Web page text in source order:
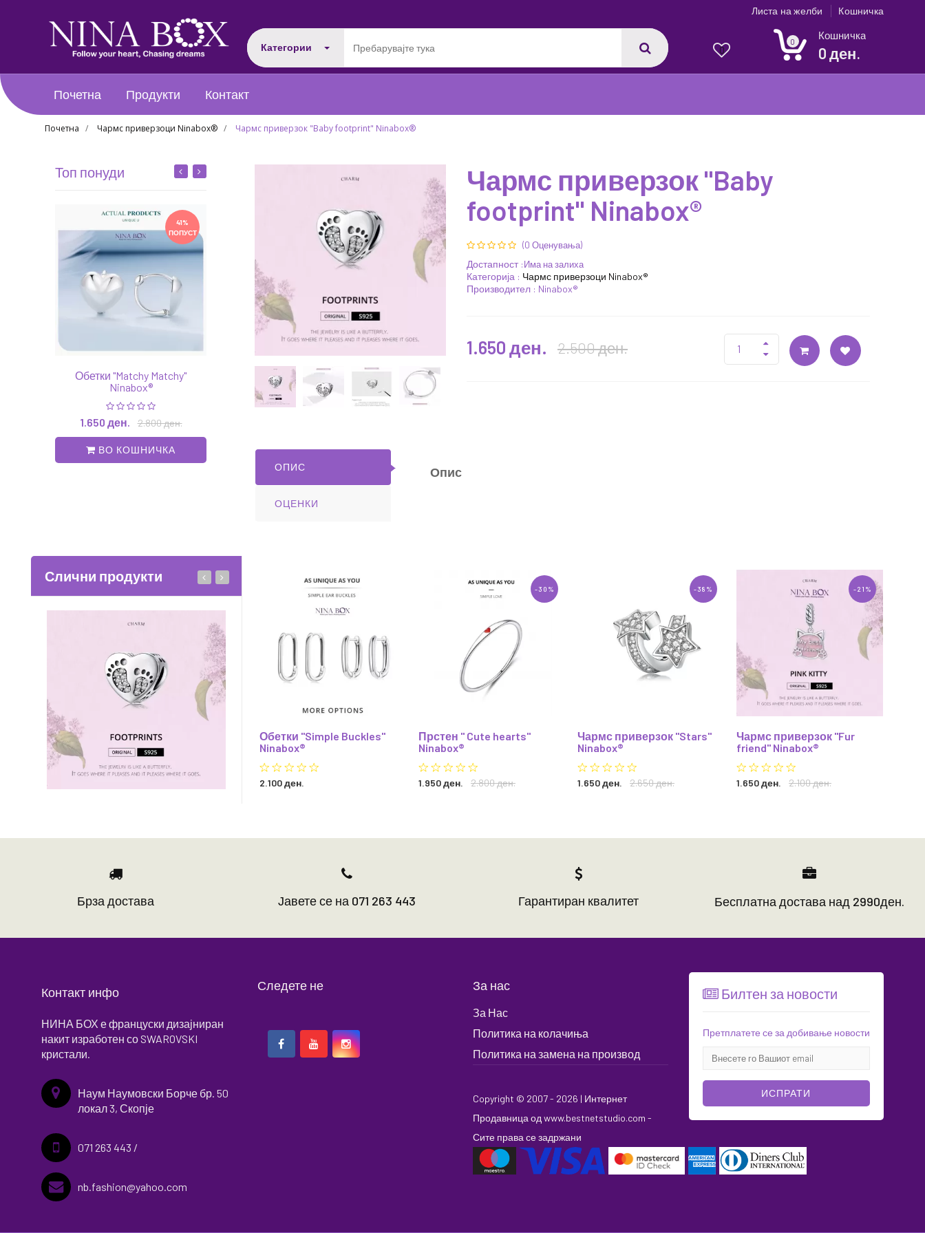
Листа на желби Кошничка
Категории 0
0
Кошничка
0 ден.
Почетна Продукти Контакт
Почетна Чармс приверзоци Ninabox® Чармс приверзок "Baby footprint" Ninabox®
Топ понуди
41%
ПОПУСТ
Обетки "Matchy Matchy"
Ninabox®
1.650 ден. 2.800 ден.
ВО КОШНИЧКА
22%
ПОПУСТ
Чармс приверзок "Egyptian
lucky and guardian" Ninabox®
ВО КОШНИЧКА
31%
Чармс приверзоци "Flamingo
Love" Ninabox®
Чармс приверзок "Baby
footprint" Ninabox®
(0 Оценувања)
Достапност :Има на залиха
Категорија : Чармс приверзоци Ninabox®
Производител : Ninabox®
1.650 ден. 2.500 ден.
ОПИС
ОЦЕНКИ
Опис
Слични продукти
Обетки "Simple Buckles"
Ninabox®
2.100 ден.
-30%
Прстен " Cute hearts"
Ninabox®
1.950 ден. 2.800 ден.
-38%
Чармс приверзок "Stars"
Ninabox®
1.650 ден. 2.650 ден.
-21%
Чармс приверзок "Fur
friend" Ninabox®
1.650 ден. 2.100 ден.
Брза достава Јавете се на 071 263 443 Гарантиран квалитет Бесплатна достава над 2990ден.
Контакт инфо
НИНА БОХ е француски дизајниран
накит изработен со SWAROVSKI
кристали.
Наум Наумовски Борче бр. 50
локал 3, Скопје
071 263 443 /
nb.fashion@yahoo.com
Следете не За нас
За Нас
Политика на колачиња
Политика на замена на производ
Copyright © 2007 - 2026 | Интернет
Продавница од www.bestnetstudio.com -
Сите права се задржани
Билтен за новости
Претплатете се за добивање новости
ИСПРАТИ